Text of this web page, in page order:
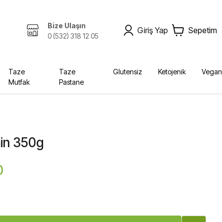
Bize Ulaşın
0 (532) 318 12 05
Giriş Yap Sepetim
Bebek Bezleri
Taze
Mutfak
Taze
Pastane
Glutensiz Ketojenik Vegan
350g